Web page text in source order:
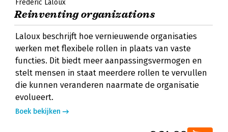
Frederic Laloux
Reinventing organizations
Laloux beschrijft hoe vernieuwende organisaties
werken met flexibele rollen in plaats van vaste
functies. Dit biedt meer aanpassingsvermogen en
stelt mensen in staat meerdere rollen te vervullen
die kunnen veranderen naarmate de organisatie
evolueert.
Boek bekijken